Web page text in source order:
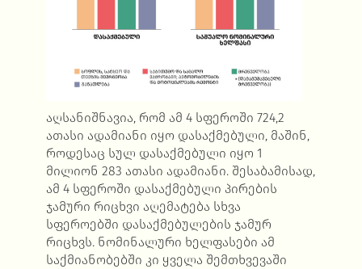
აღსანიშნავია, რომ ამ 4 სფეროში 724,2
ათასი ადამიანი იყო დასაქმებული, მაშინ,
როდესაც სულ დასაქმებული იყო 1
მილიონ 283 ათასი ადამიანი. შესაბამისად,
ამ 4 სფეროში დასაქმებული პირების
ჯამური რიცხვი აღემატება სხვა
სფეროებში დასაქმებულების ჯამურ
რიცხვს. ნომინალური ხელფასები ამ
საქმიანობებში კი ყველა შემთხვევაში